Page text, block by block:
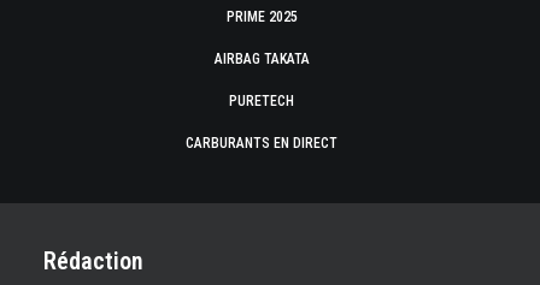
PRIME 2025
AIRBAG TAKATA
PURETECH
CARBURANTS EN DIRECT
Rédaction